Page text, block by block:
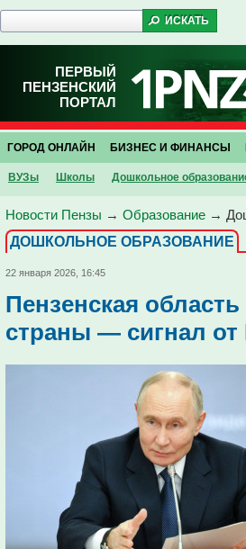
ПЕРВЫЙ
ПЕНЗЕНСКИЙ
ПОРТАЛ
ГОРОД ОНЛАЙН БИЗНЕС И ФИНАНСЫ
ВУЗы Школы Дошкольное
Новости Пензы → Образование →
ДОШКОЛЬНОЕ ОБРАЗОВАНИЕ
22 января 2026, 16:45
Пензенская
страны — сигнал от